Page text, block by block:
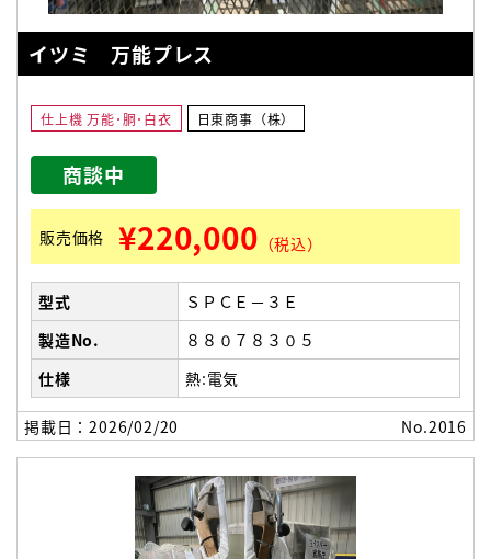
イツミ 万能プレス
仕上機 万能･胴･白衣 日東商事（株）
商談中
販売価格 ¥220,000 （税込）
型式
ＳＰＣＥ－３Ｅ
製造No.
８８０７８３０５
仕様
熱:電気
掲載日：2026/02/20 No.2016